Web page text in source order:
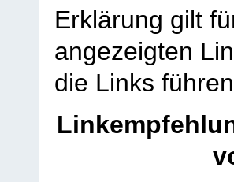
Erklärung gilt
angezeigten
die Links